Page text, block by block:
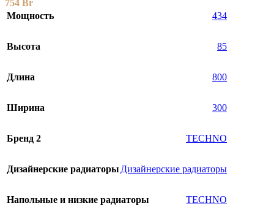
754 Br
Мощность
434
Высота 85
Длина 800
Ширина 300
Бренд 2 TECHNO
Дизайнерские радиаторы Дизайнерские радиаторы
Напольные и низкие радиаторы TECHNO